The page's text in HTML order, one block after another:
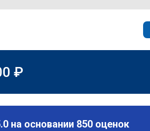
₽
на основании 850 оценок